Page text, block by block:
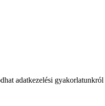
adatkezelési